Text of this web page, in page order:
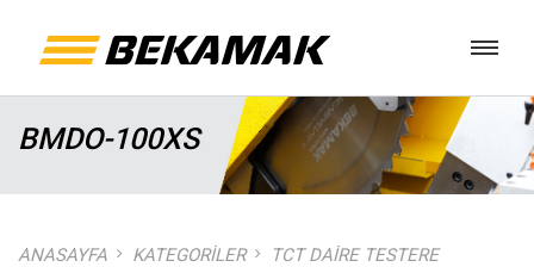
BMDO-100XS
ANASAYFA KATEGORILER
TCT DAIRE TESTERE